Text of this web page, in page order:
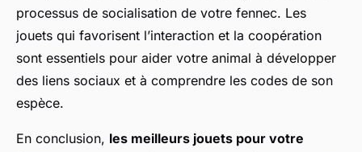
processus de socialisation de votre fennec. Les
jouets qui favorisent l’interaction et la coopération
sont essentiels pour aider votre animal à développer
des liens sociaux et à comprendre les codes de son
espèce.
En conclusion, les meilleurs jouets pour votre